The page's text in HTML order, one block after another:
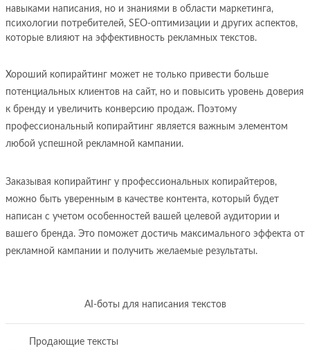
навыками написания, но и знаниями в области маркетинга,
психологии потребителей, SEO-оптимизации и других аспектов,
которые влияют на эффективность рекламных текстов.
Хороший копирайтинг может не только привести больше
потенциальных клиентов на сайт, но и повысить уровень доверия
к бренду и увеличить конверсию продаж. Поэтому
профессиональный копирайтинг является важным элементом
любой успешной рекламной кампании.
Заказывая копирайтинг у профессиональных копирайтеров,
можно быть уверенным в качестве контента, который будет
написан с учетом особенностей вашей целевой аудитории и
вашего бренда. Это поможет достичь максимального эффекта от
рекламной кампании и получить желаемые результаты.
AI-боты для написания текстов
Продающие тексты